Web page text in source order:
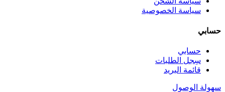
سياسة الخصوصية
حسابي
حسابي
سِجل الطلبات
قائمة البريد
سهولة الوصول